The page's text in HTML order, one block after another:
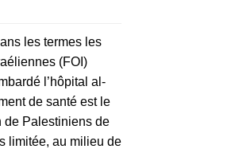
les termes les
(FOI)
l’hôpital al-
de santé est le
de Palestiniens de
limitée, au milieu de